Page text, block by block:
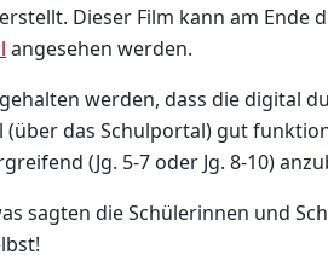
Dieser Film kann am Ende
(öffnet in neuem Fenster)
angesehen werden.
werden, dass die digital
das Schulportal) gut
(Jg. 5-7 oder Jg. 8-10)
sagten die Schülerinnen und